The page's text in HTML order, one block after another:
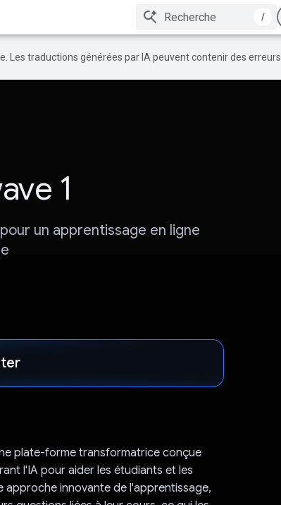
/
Les traductions générées par IA peuvent contenir des erreurs.
1
un apprentissage en ligne
plate-forme transformatrice conçue
l'IA pour aider les étudiants et les
approche innovante de l'apprentissage,